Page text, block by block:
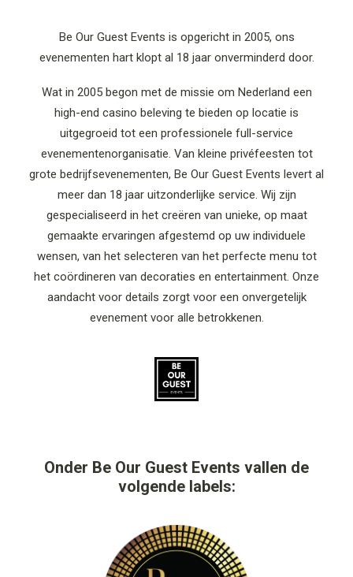
Be Our Guest Events is opgericht in 2005, ons
evenementen hart klopt al 18 jaar onverminderd door.
Wat in 2005 begon met de missie om Nederland een
high-end casino beleving te bieden op locatie is
uitgegroeid tot een professionele full-service
evenementenorganisatie. Van kleine privéfeesten tot
grote bedrijfsevenementen, Be Our Guest Events levert al
meer dan 18 jaar uitzonderlijke service. Wij zijn
gespecialiseerd in het creëren van unieke, op maat
gemaakte ervaringen afgestemd op uw individuele
wensen, van het selecteren van het perfecte menu tot
het coördineren van decoraties en entertainment. Onze
aandacht voor details zorgt voor een onvergetelijk
evenement voor alle betrokkenen.
Onder Be Our Guest Events vallen de
volgende labels: